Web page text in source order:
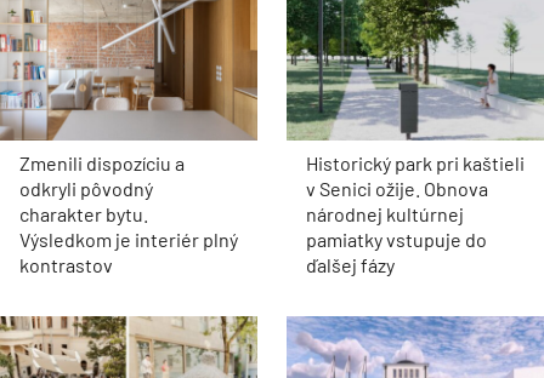
Zmenili dispozíciu a
odkryli pôvodný
charakter bytu.
Výsledkom je interiér plný
kontrastov
Historický park pri kaštieli
v Senici ožije. Obnova
národnej kultúrnej
pamiatky vstupuje do
ďalšej fázy